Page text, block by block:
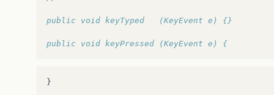
public void keyTyped   (KeyEvent e) {}
public void keyPressed (KeyEvent e) {
}